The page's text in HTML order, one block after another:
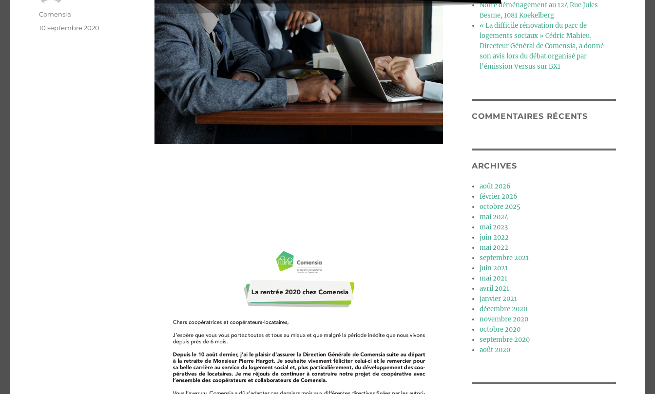
Comensia
10 septembre 2020
Notre déménagement au 124 Rue Jules
Besme, 1081 Koekelberg
« La difficile rénovation du parc de
logements sociaux » Cédric Mahieu,
Directeur Général de Comensia, a donné
son avis lors du débat organisé par
l’émission Versus sur BX1
COMMENTAIRES RÉCENTS
ARCHIVES
août 2026
février 2026
octobre 2025
mai 2024
mai 2023
juin 2022
mai 2022
septembre 2021
juin 2021
mai 2021
avril 2021
janvier 2021
décembre 2020
novembre 2020
octobre 2020
septembre 2020
août 2020